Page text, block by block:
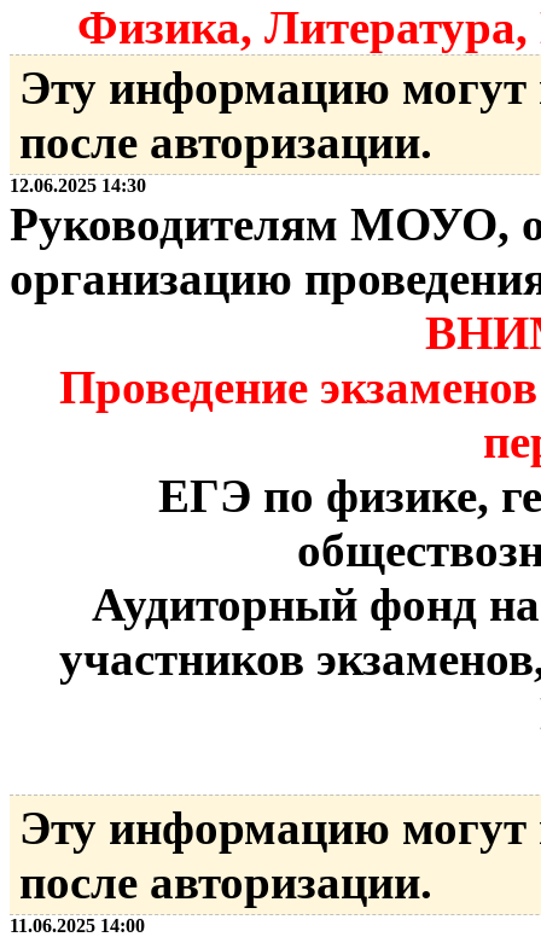
Физика,
Эту информацию могут
после авторизации.
12.06.2025 14:30
Руководителям МОУО,
организацию
Проведение
ЕГЭ по физике,
Аудиторный фонд на
участников
Эту информацию могут
после авторизации.
11.06.2025 14:00